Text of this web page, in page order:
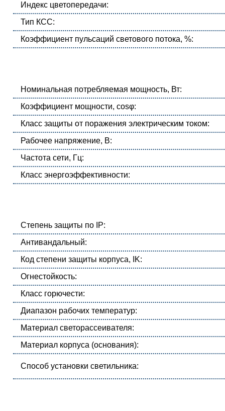
Индекс цветопередачи:
Тип КСС:
Коэффициент пульсаций светового потока, %:
Номинальная потребляемая мощность, Вт:
Коэффициент мощности, cosφ:
Класс защиты от поражения электрическим током:
Рабочее напряжение, В:
Частота сети, Гц:
Класс энергоэффективности:
Степень защиты по IP:
Антивандальный:
Код степени защиты корпуса, IK:
Огнестойкость:
Класс горючести:
Диапазон рабочих температур:
Материал светорассеивателя:
Материал корпуса (основания):
Способ установки светильника: